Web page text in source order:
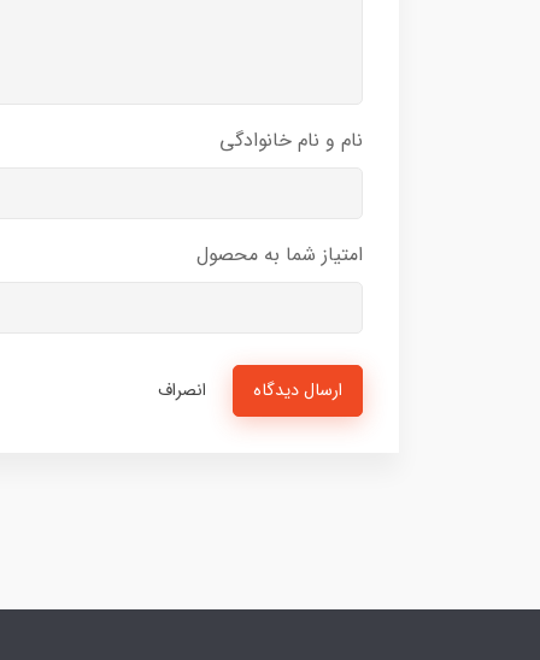
نام و نام خانوادگی
امتیاز شما به محصول
ارسال دیدگاه انصراف